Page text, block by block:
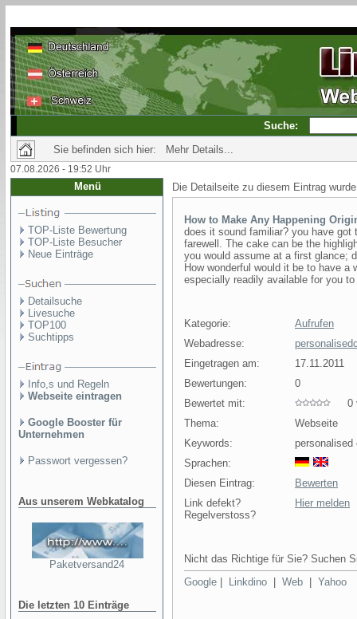
Suche:
Sie befinden sich hier: Mehr Details...
07.08.2026 - 19:52 Uhr
Menü
TOP-Liste Bewertung
TOP-Liste Besucher
Neue Einträge
Detailsuche
Livesuche
TOP100
Suchtipps
Info,s und Regeln
Webseite eintragen
Google Booster für
Unternehmen
Passwort vergessen?
Aus unserem Webkatalog
Paketversand24
Die letzten 10 Einträge
Die Detailseite zu diesem Eintrag
How to Make Any Happening
does it sound familiar? you have got
farewell. The cake can be the
you would assume at a first glance;
How wonderful would it be to have
especially readily available for you
Kategorie:
Aufrufen
Webadresse:
Eingetragen am:
17.11.2011
Bewertungen:
0
Bewertet mit:
0
Thema:
Webseite
Keywords:
Sprachen:
Diesen Eintrag:
Bewerten
Link defekt?
Regelverstoss?
Hier melden
Nicht das Richtige für Sie? Suchen
Google
Linkdino Web Yahoo